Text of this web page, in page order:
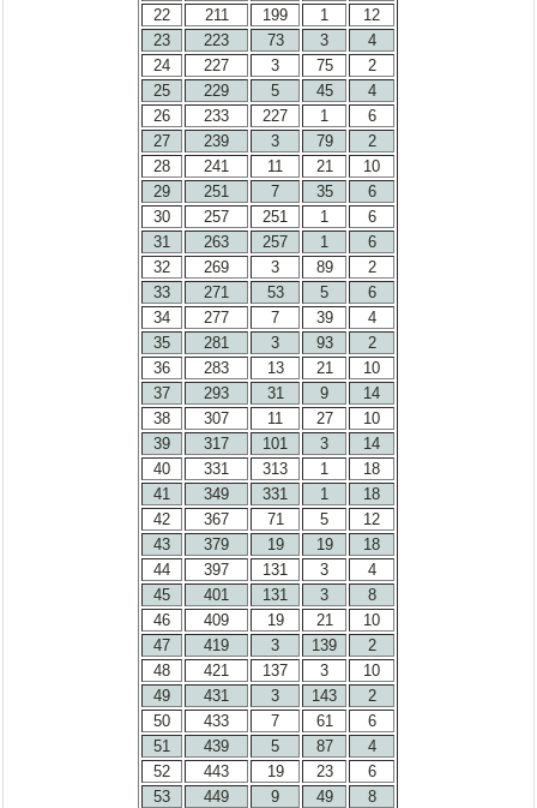
22
211 199 1
12
23
223 73 3
4
24
227 3 75
2
25
229 5 45
4
26
233 227 1
6
27
239 3 79
2
28
241 11 21
10
29
251 7 35
6
30
257 251 1
6
31
263 257 1
6
32
269 3 89
2
33
271 53 5
6
34
277 7 39
4
35
281 3 93
2
36
283 13 21
10
37
293 31 9
14
38
307 11 27
10
39
317 101 3
14
40
331 313 1
18
41
349 331 1
18
42
367 71 5
12
43
379 19 19
18
44
397 131 3
4
45
401 131 3
8
46
409 19 21
10
47
419 3 139
2
48
421 137 3
10
49
431 3 143
2
50
433 7 61
6
51
439 5 87
4
52
443 19 23
6
53
449 9 49
8